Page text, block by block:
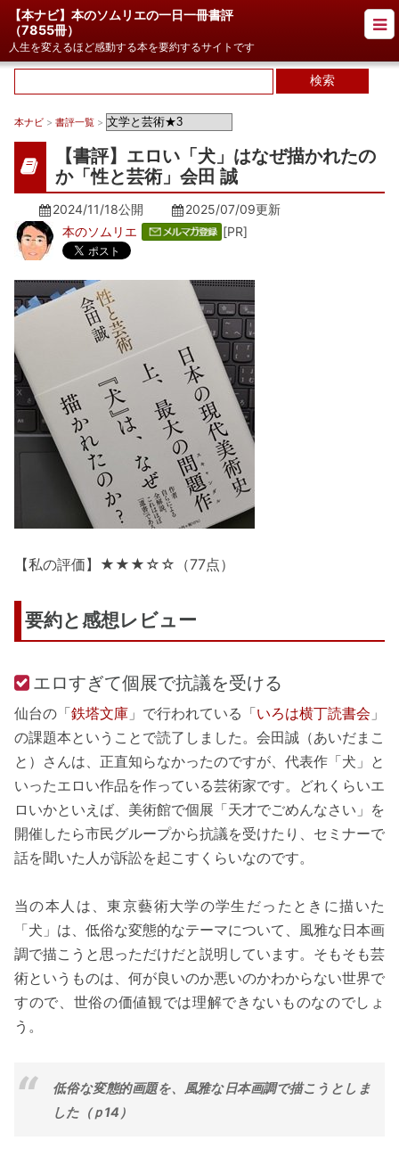
【本ナビ】本のソムリエの一日一冊書評
（7855冊）
人生を変えるほど感動する本を要約するサイトです
本ナビ > 書評一覧 >
【書評】エロい「犬」はなぜ描かれたの
か「性と芸術」会田 誠
2024/11/18公開 2025/07/09更新
本のソムリエ
[PR]
【私の評価】★★★☆☆（77点）
要約と感想レビュー
エロすぎて個展で抗議を受ける
仙台の「鉄塔文庫 」で行われている「いろは横丁読書会 」
の課題本ということで読了しました。会田誠（あいだまこ
と）さんは、正直知らなかったのですが、代表作「犬」と
いったエロい作品を作っている芸術家です。どれくらいエ
ロいかといえば、美術館で個展「天才でごめんなさい」を
開催したら市民グループから抗議を受けたり、セミナーで
話を聞いた人が訴訟を起こすくらいなのです。
当の本人は、東京藝術大学の学生だったときに描いた
「犬」は、低俗な変態的なテーマについて、風雅な日本画
調で描こうと思っただけだと説明しています。そもそも芸
術というものは、何が良いのか悪いのかわからない世界で
すので、世俗の価値観では理解できないものなのでしょ
う。
低俗な変態的画題を、風雅な日本画調で描こうとしま
した（ｐ14）